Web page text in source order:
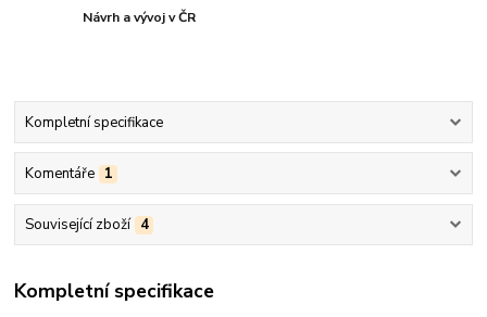
Návrh a vývoj v ČR
Kompletní specifikace
Komentáře 1
Související zboží 4
Kompletní specifikace